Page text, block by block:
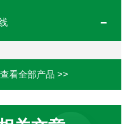
查看全部产品 >>